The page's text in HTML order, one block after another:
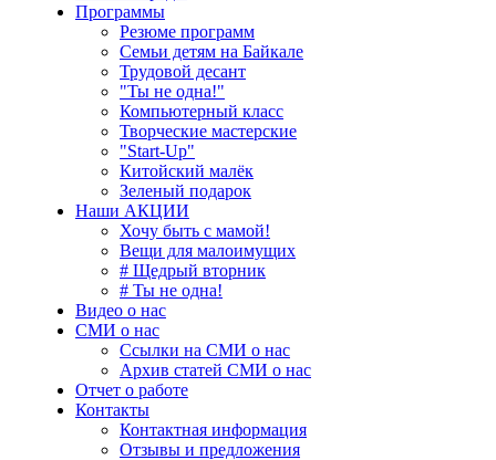
Программы
Резюме программ
Семьи детям на Байкале
Трудовой десант
"Ты не одна!"
Компьютерный класс
Творческие мастерские
"Start-Up"
Китойский малёк
Зеленый подарок
Наши АКЦИИ
Хочу быть с мамой!
Вещи для малоимущих
# Щедрый вторник
# Ты не одна!
Видео о нас
СМИ о нас
Ссылки на СМИ о нас
Архив статей СМИ о нас
Отчет о работе
Контакты
Контактная информация
Отзывы и предложения